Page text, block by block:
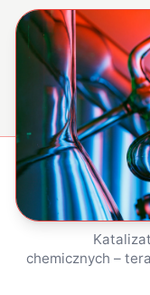
chemicznych –